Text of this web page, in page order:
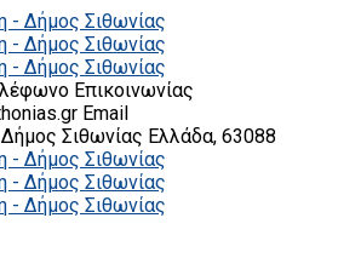
Επικοινωνίας
Email
Σιθωνίας Ελλάδα, 63088